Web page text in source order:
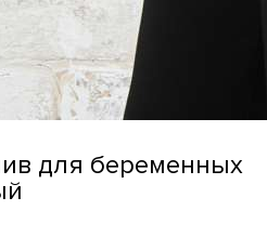
для беременных